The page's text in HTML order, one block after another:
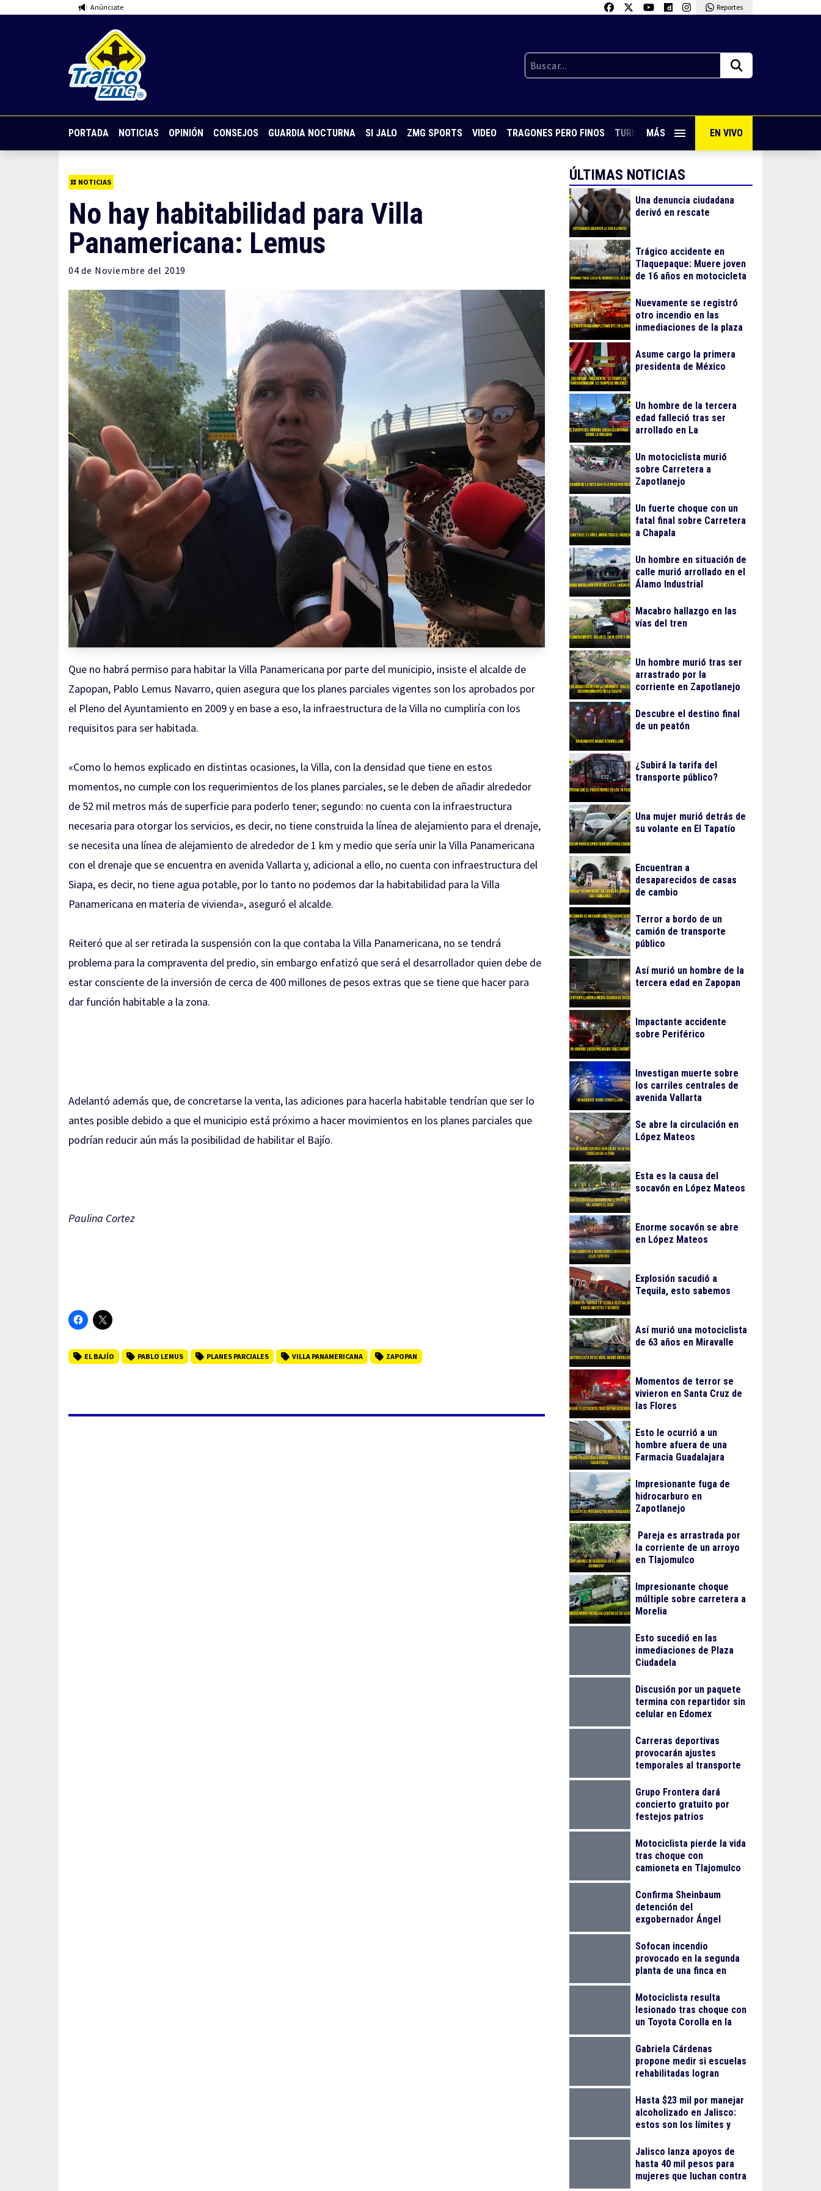
Anúnciate Reportes
PORTADA NOTICIAS OPINIÓN CONSEJOS GUARDIA NOCTURNA SI JALO ZMG SPORTS VIDEO TRAGONES PERO FINOS TURISMO CON SABOR VIVE PUERTO VALLARTA
MÁS EN VIVO
NOTICIAS
No hay habitabilidad para Villa
Panamericana: Lemus
04 de Noviembre del 2019
Que no habrá permiso para habitar la Villa Panamericana por parte del municipio, insiste el alcalde de
Zapopan, Pablo Lemus Navarro, quien asegura que los planes parciales vigentes son los aprobados por
el Pleno del Ayuntamiento en 2009 y en base a eso, la infraestructura de la Villa no cumpliría con los
requisitos para ser habitada.
«Como lo hemos explicado en distintas ocasiones, la Villa, con la densidad que tiene en estos
momentos, no cumple con los requerimientos de los planes parciales, se le deben de añadir alrededor
de 52 mil metros más de superficie para poderlo tener; segundo: no cuenta con la infraestructura
necesaria para otorgar los servicios, es decir, no tiene construida la línea de alejamiento para el drenaje,
se necesita una línea de alejamiento de alrededor de 1 km y medio que sería unir la Villa Panamericana
con el drenaje que se encuentra en avenida Vallarta y, adicional a ello, no cuenta con infraestructura del
Siapa, es decir, no tiene agua potable, por lo tanto no podemos dar la habitabilidad para la Villa
Panamericana en materia de vivienda», aseguró el alcalde.
Reiteró que al ser retirada la suspensión con la que contaba la Villa Panamericana, no se tendrá
problema para la compraventa del predio, sin embargo enfatizó que será el desarrollador quien debe de
estar consciente de la inversión de cerca de 400 millones de pesos extras que se tiene que hacer para
dar función habitable a la zona.
Adelantó además que, de concretarse la venta, las adiciones para hacerla habitable tendrían que ser lo
antes posible debido a que el municipio está próximo a hacer movimientos en los planes parciales que
podrían reducir aún más la posibilidad de habilitar el Bajío.
Paulina Cortez
EL BAJÍO PABLO LEMUS PLANES PARCIALES VILLA PANAMERICANA ZAPOPAN
ÚLTIMAS NOTICIAS
Una denuncia ciudadana
derivó en rescate
Trágico accidente en
Tlaquepaque: Muere joven
de 16 años en motocicleta
Nuevamente se registró
otro incendio en las
inmediaciones de la plaza
Asume cargo la primera
presidenta de México
Un hombre de la tercera
edad falleció tras ser
arrollado en La
Un motociclista murió
sobre Carretera a
Zapotlanejo
Un fuerte choque con un
fatal final sobre Carretera
a Chapala
Un hombre en situación de
calle murió arrollado en el
Álamo Industrial
Macabro hallazgo en las
vías del tren
Un hombre murió tras ser
arrastrado por la
corriente en Zapotlanejo
Descubre el destino final
de un peatón
¿Subirá la tarifa del
transporte público?
Una mujer murió detrás de
su volante en El Tapatío
Encuentran a
desaparecidos de casas
de cambio
Terror a bordo de un
camión de transporte
público
Así murió un hombre de la
tercera edad en Zapopan
Impactante accidente
sobre Periférico
Investigan muerte sobre
los carriles centrales de
avenida Vallarta
Se abre la circulación en
López Mateos
Esta es la causa del
socavón en López Mateos
Enorme socavón se abre
en López Mateos
Explosión sacudió a
Tequila, esto sabemos
Así murió una motociclista
de 63 años en Miravalle
Momentos de terror se
vivieron en Santa Cruz de
las Flores
Esto le ocurrió a un
hombre afuera de una
Farmacia Guadalajara
Impresionante fuga de
hidrocarburo en
Zapotlanejo
Pareja es arrastrada por
la corriente de un arroyo
en Tlajomulco
Impresionante choque
múltiple sobre carretera a
Morelia
Esto sucedió en las
inmediaciones de Plaza
Ciudadela
Discusión por un paquete
termina con repartidor sin
celular en Edomex
Carreras deportivas
provocarán ajustes
temporales al transporte
Grupo Frontera dará
concierto gratuito por
festejos patrios
Motociclista pierde la vida
tras choque con
camioneta en Tlajomulco
Confirma Sheinbaum
detención del
exgobernador Ángel
Ayotzinapa
Sofocan incendio
provocado en la segunda
planta de una finca en
Motociclista resulta
lesionado tras choque con
un Toyota Corolla en la
Gabriela Cárdenas
propone medir si escuelas
rehabilitadas logran
escolar
Hasta $23 mil por manejar
alcoholizado en Jalisco:
estos son los límites y
Jalisco lanza apoyos de
hasta 40 mil pesos para
mujeres que luchan contra